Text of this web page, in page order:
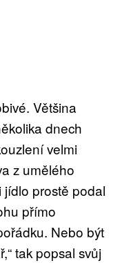
Většina
dnech
velmi
z umělého
jídlo prostě podal
přímo
Nebo být
tak popsal svůj